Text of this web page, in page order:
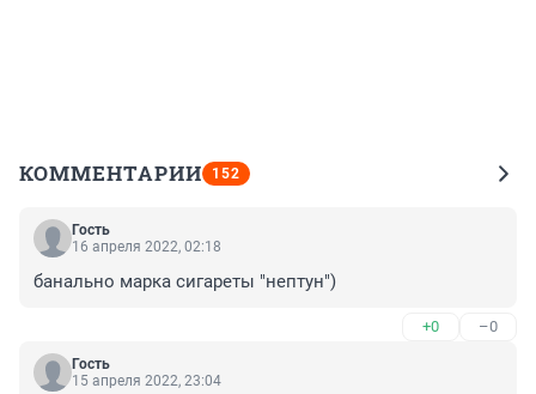
КОММЕНТАРИИ 152
Гость
16 апреля 2022, 02:18
банально марка сигареты "нептун")
+0 –0
Гость
15 апреля 2022, 23:04